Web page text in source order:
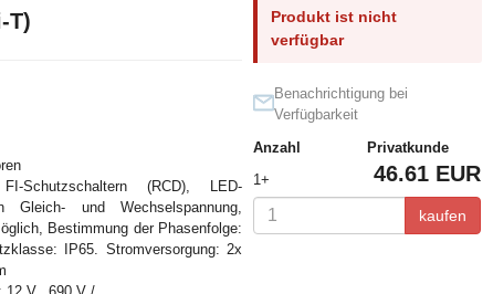
T)
(RCD), LED-
Gleich- und Wechselspannung,
Bestimmung der Phasenfolge:
IP65. Stromversorgung: 2x
Produkt ist nicht
verfügbar
Benachrichtigung bei
Verfügbarkeit
Anzahl
Privatkunde
1+
46.61 EUR
kaufen